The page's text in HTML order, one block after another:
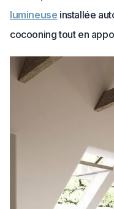
lumineuse installée
cocooning tout en